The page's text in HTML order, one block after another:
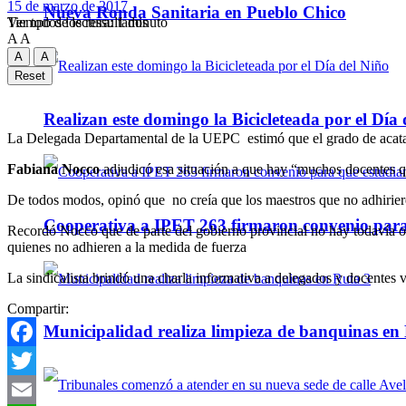
Nueva Ronda Sanitaria en Pueblo Chico
Realizan este domingo la Bicicleteada por el Día
Cooperativa a IPET 263 firmaron convenio
Municipalidad realiza limpieza de banquinas en
Ver todos los ressultados
15 de marzo de 2017
Tiempo de lectura: 1 minuto
A A
A
A
Reset
La Delegada Departamental de la UEPC estimó que el grado de
Fabiana Noccoadjudicó esa situación a que hay “muchos docentes
De todos modos, opinó que no creía que los maestros que no
Recordó Nocco que de parte del gobierno provincial no hay todavía
quienes no adhieren a la medida de fuerza
La sindicalista brindó una charla informativa a delegados y docentes
Compartir:
Facebook
Twitter